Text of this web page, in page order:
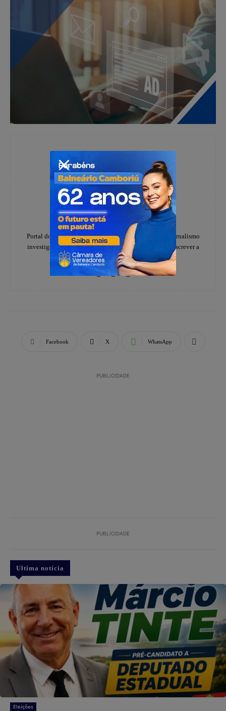
Redação
https://www.instagram.com/folhadoestadosc/
Portal do notícias Folha do Estado especializado em jornalismo
investigativo e de denúncias, há 20 anos, ajudando a escrever a
história dos catarinenses.
Facebook X WhatsApp
PUBLICIDADE
PUBLICIDADE
Ultima notícia
Eleições